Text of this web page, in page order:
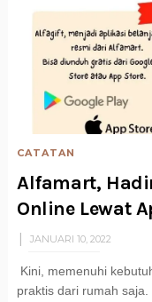
CATATAN
Alfamart,
Online Lewat
JANUARI 10, 2022
Kini, memenuhi
praktis dari rumah